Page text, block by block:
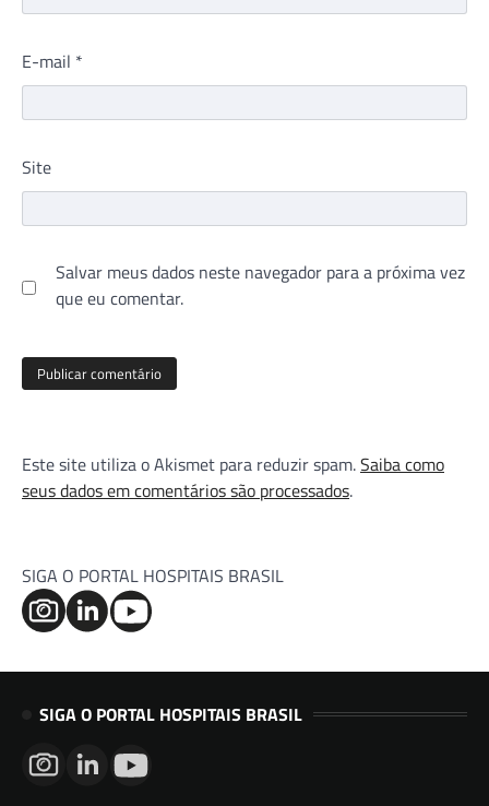
E-mail *
Site
Salvar meus dados neste navegador para a próxima vez
que eu comentar.
Este site utiliza o Akismet para reduzir spam.Saiba como
seus dados em comentários são processados.
SIGA O PORTAL HOSPITAIS BRASIL
SIGA O PORTAL HOSPITAIS BRASIL